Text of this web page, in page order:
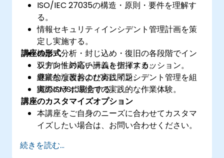
ISO/IEC 27035の構造・原則・要件を理解す
る。
情報セキュリティインシデント管理計画を策
定し実施する。
検出・分析・封じ込め・復旧の各段階でイン
シデント対応チームを指揮する。
継続的な改善のためにインシデント管理を組
織のISMSに統合する。
講座の形式
双方向性の高い講義とディスカッション。
豊富な演習および実践問題。
実際のラボ環境での実践的な作業体験。
講座のカスタマイズオプション
本講座をご自身のニーズに合わせてカスタマ
イズしたい場合は、お問い合わせください。
続きを読む...